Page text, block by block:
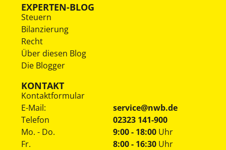
EXPERTEN-BLOG
Steuern
Bilanzierung
Recht
Über diesen Blog
Die Blogger
KONTAKT
Kontaktformular
E-Mail:
service@nwb.de
Telefon
02323 141-900
Mo. - Do.
Fr.
9:00 - 18:00 Uhr
8:00 - 16:30 Uhr